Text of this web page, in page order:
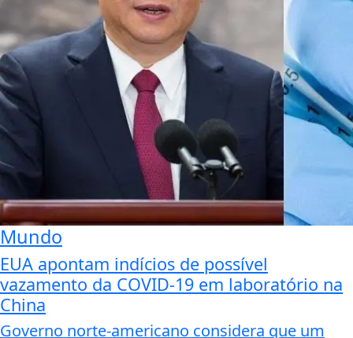
Mundo
EUA apontam indícios de possível
vazamento da COVID-19 em laboratório na
China
Governo norte-americano considera que um